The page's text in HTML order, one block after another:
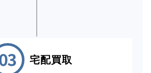
宅配買取